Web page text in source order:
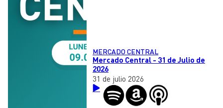
MERCADO CENTRAL
Mercado Central - 31 de Julio de
2026
31 de julio 2026